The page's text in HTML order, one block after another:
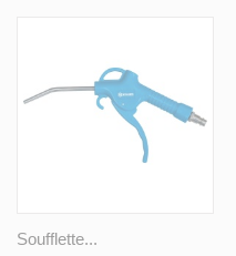
Soufflette...